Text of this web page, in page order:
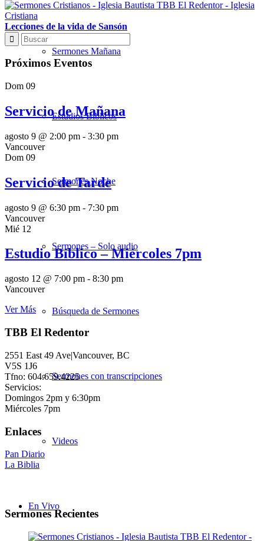
Sermones Mañana
Estudios Bíblicos
Sermones Noche
Sermones – Solo audio
Búsqueda de Sermones
Sermones con transcripciones
Videos
En Vivo
Lecciones de la vida de Sansón
Próximos Eventos
Dom 09
Servicio de Mañana
agosto 9 @ 2:00 pm - 3:30 pm
Vancouver
Dom 09
Servicio de Tarde
agosto 9 @ 6:30 pm - 7:30 pm
Vancouver
Mié 12
Estudio Bíblico – Miércoles 7pm
agosto 12 @ 7:00 pm - 8:30 pm
Vancouver
Ver Más
TBB El Redentor
2551 East 49 Ave|Vancouver, BC
V5S 1J6
Tfno: 604.659.4225
Servicios:
Domingos 2pm y 6:30pm
Miércoles 7pm
Enlaces
Pan Diario
La Biblia
Sermones Recientes